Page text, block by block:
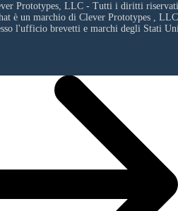
Prototypes, LLC - Tutti i diritti
è un marchio di Clever Prototypes , LLC
l'ufficio brevetti e marchi degli Stati